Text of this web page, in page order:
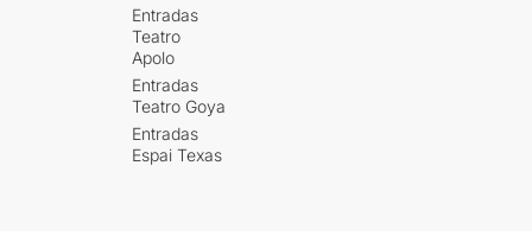
Entradas
Teatro
Apolo
Entradas
Teatro Goya
Entradas
Espai Texas